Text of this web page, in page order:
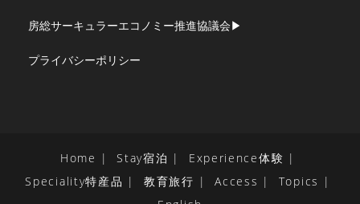
房総サーキュラーエコノミー推進協議会▶︎
プライバシーポリシー
Home Stay宿泊
Experience体験
Speciality特産品
教育旅行 Access
Topics